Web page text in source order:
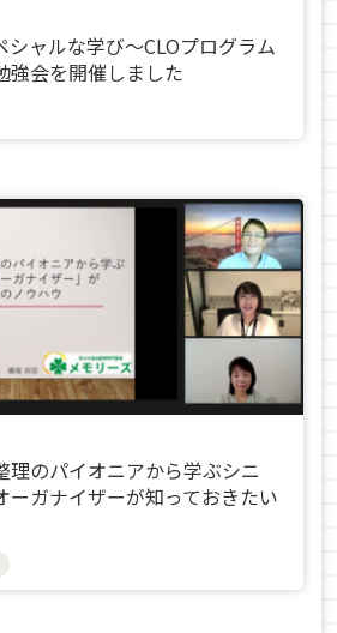
シャルな学び〜CLOプログラム
強会を開催しました
理のパイオニアから学ぶシニ
ーガナイザーが知っておきたい